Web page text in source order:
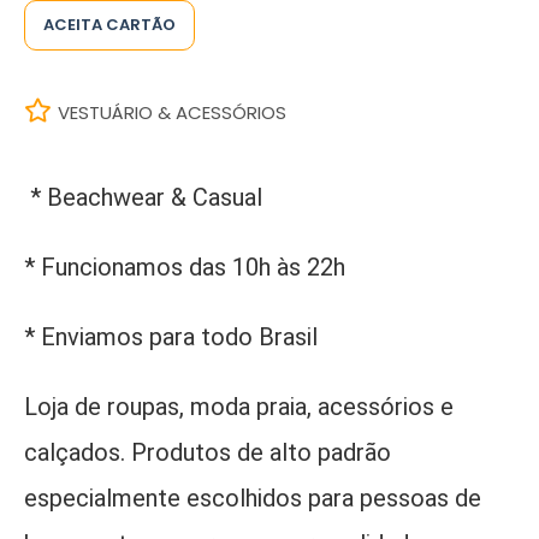
ACEITA CARTÃO
VESTUÁRIO & ACESSÓRIOS
* Beachwear & Casual
* Funcionamos das 10h às 22h
* Enviamos para todo Brasil
Loja de roupas, moda praia, acessórios e
calçados. Produtos de alto padrão
especialmente escolhidos para pessoas de